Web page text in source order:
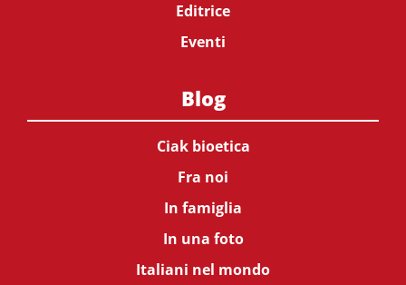
Editrice
Eventi
Blog
Ciak bioetica
Fra noi
In famiglia
In una foto
Italiani nel mondo